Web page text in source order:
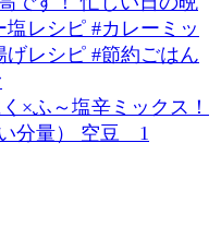
×ふ～塩辛ミックス！
分量） 空豆 1